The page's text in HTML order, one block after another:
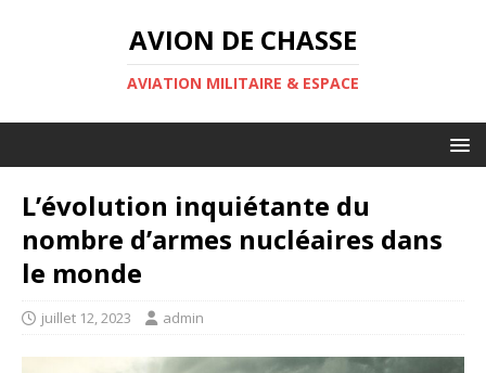
AVION DE CHASSE
AVIATION MILITAIRE & ESPACE
L’évolution inquiétante du
nombre d’armes nucléaires dans
le monde
juillet 12, 2023 admin